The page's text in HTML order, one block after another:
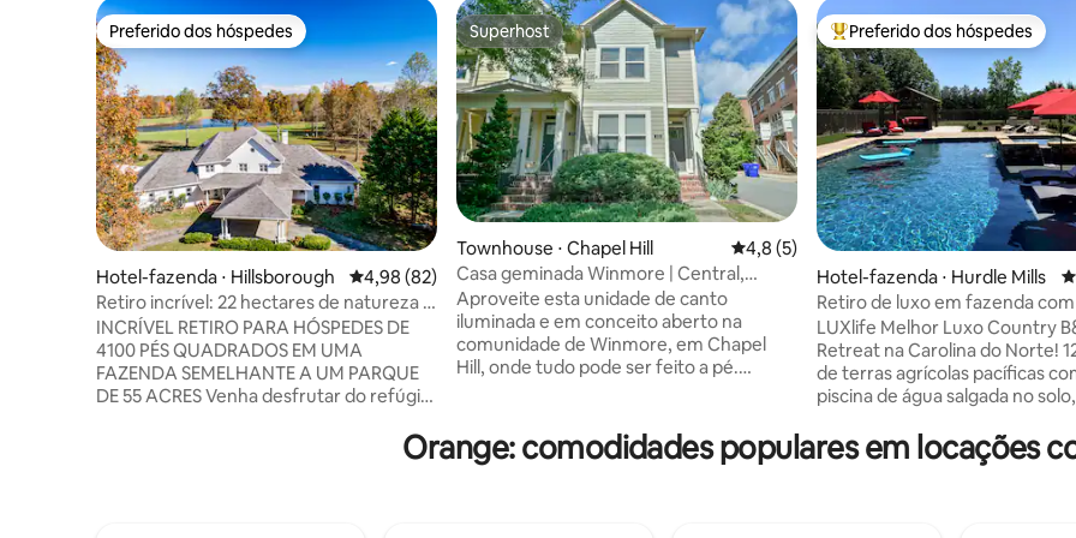
Preferido dos hóspedes
Preferido dos hóspedes
Hotel-fazenda ⋅ Hillsborough 4,98 de uma avaliação média de 5, 82 avaliações
4,98 (82)
Retiro incrível: 22 hectares de natureza +
piscina + lagoa
INCRÍVEL RETIRO PARA HÓSPEDES DE
4100 PÉS QUADRADOS EM UMA
FAZENDA SEMELHANTE A UM PARQUE
DE 55 ACRES Venha desfrutar do refúgio
pés quadrados, 6 quartos e 6 banheiros e
Superhost
Superhost
Townhouse ⋅ Chapel Hill 4,8 de uma avaliação média de 5, 5
4,8 (5)
Casa geminada Winmore | Central,
espaçosa, confortável
Aproveite esta unidade de canto
iluminada e em conceito aberto na
comunidade de Winmore, em Chapel
Hill, onde tudo pode ser feito a pé.
Carrboro e do campus da UNC. Caminhe
até as trilhas de Bolin Creek, a piscina do
Entre os melhores preferidos
Preferido dos hóspedes
Hotel-fazenda ⋅ Hurdle Mills
Retiro de luxo em fazenda
jacuzzi e pescaria
LUXlife Melhor Luxo Country
Retreat na Carolina do Norte!
de terras agrícolas pacíficas
piscina de água salgada no
animais de fazenda, ovos
riachos, bosques, pesca e
Orange: comodidades populares em locações